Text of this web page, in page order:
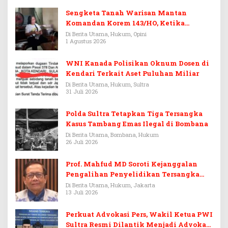
Sengketa Tanah Warisan Mantan
Komandan Korem 143/HO, Ketika
Warisan Menjadi Arena Pemerasan
Di Berita Utama, Hukum, Opini
1 Agustus 2026
WNI Kanada Polisikan Oknum Dosen di
Kendari Terkait Aset Puluhan Miliar
Di Berita Utama, Hukum, Sultra
31 Juli 2026
Polda Sultra Tetapkan Tiga Tersangka
Kasus Tambang Emas Ilegal di Bombana
Di Berita Utama, Bombana, Hukum
26 Juli 2026
Prof. Mahfud MD Soroti Kejanggalan
Pengalihan Penyelidikan Tersangka
Febrie Adriansyah
Di Berita Utama, Hukum, Jakarta
13 Juli 2026
Perkuat Advokasi Pers, Wakil Ketua PWI
Sultra Resmi Dilantik Menjadi Advokat